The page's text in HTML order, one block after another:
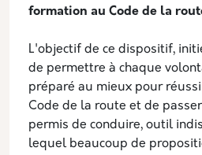
formation au Code de la
L'objectif de ce dispositif,
de permettre à chaque
préparé au mieux pour
Code de la route et de
permis de conduire, outil
lequel beaucoup de